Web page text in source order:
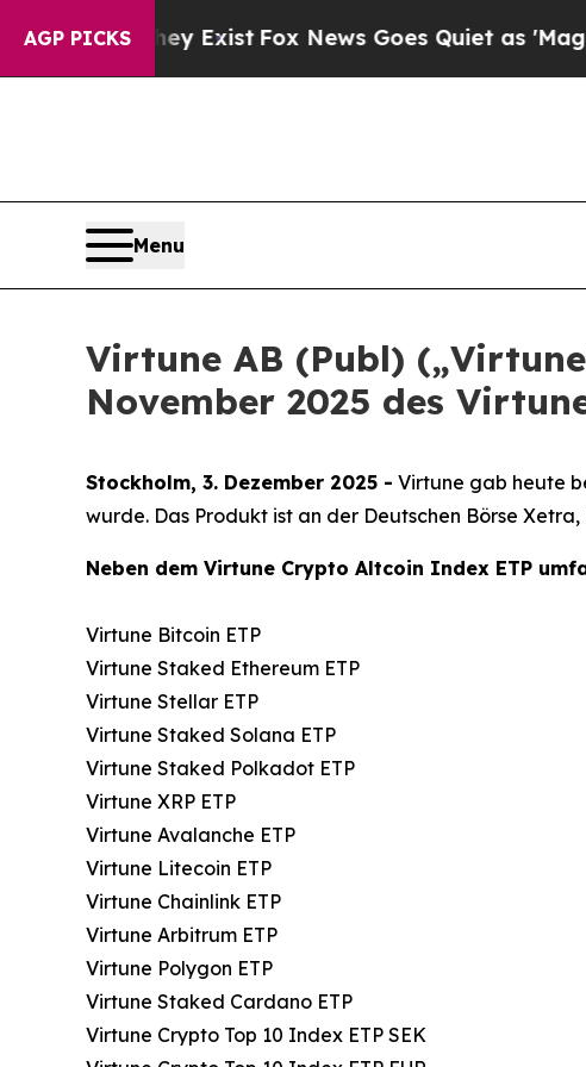
AGP PICKS
They Exist Fox News Goes Quiet as 'Maga Media
Menu
Virtune AB (Publ)
November 2025 des
Stockholm, 3. Dezember 2025 - Virtune gab heute
wurde. Das Produkt ist an der Deutschen Börse
Neben dem Virtune Crypto Altcoin Index ETP
Virtune Bitcoin ETP
Virtune Staked Ethereum ETP
Virtune Stellar ETP
Virtune Staked Solana ETP
Virtune Staked Polkadot ETP
Virtune XRP ETP
Virtune Avalanche ETP
Virtune Litecoin ETP
Virtune Chainlink ETP
Virtune Arbitrum ETP
Virtune Polygon ETP
Virtune Staked Cardano ETP
Virtune Crypto Top 10 Index ETP SEK